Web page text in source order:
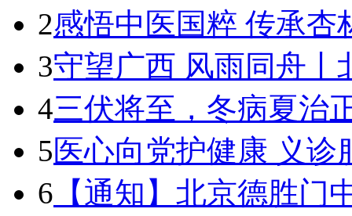
2感悟中医国粹 传承
3守望广西 风雨同舟丨
4三伏将至，冬病夏治
5医心向党护健康 义诊
6 【通知】北京德胜门